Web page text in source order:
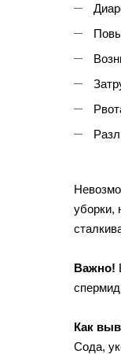
уборки,
Важно!
Как
Сода,